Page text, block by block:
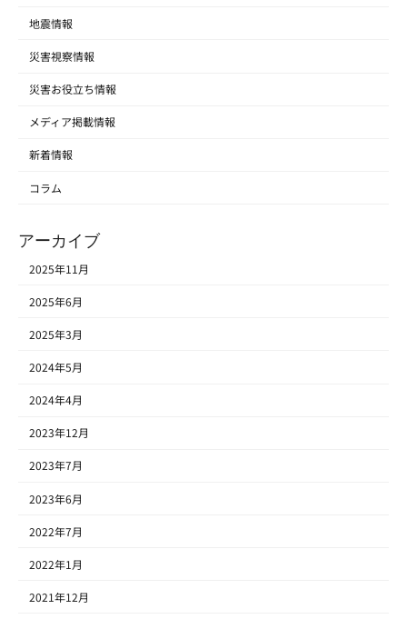
地震情報
災害視察情報
災害お役立ち情報
メディア掲載情報
新着情報
コラム
アーカイブ
2025年11月
2025年6月
2025年3月
2024年5月
2024年4月
2023年12月
2023年7月
2023年6月
2022年7月
2022年1月
2021年12月